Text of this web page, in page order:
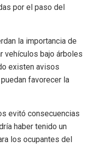
por el paso del
la importancia de
vehículos bajo árboles
existen avisos
favorecer la
evitó consecuencias
haber tenido un
los ocupantes del